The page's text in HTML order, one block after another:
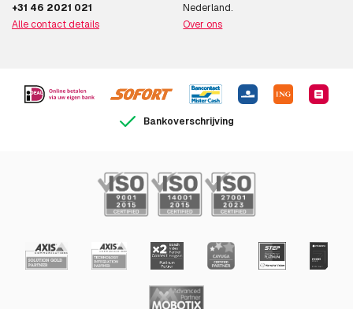
+31 46 2021 021
Alle contact details
Nederland.
Over ons
Bankoverschrijving